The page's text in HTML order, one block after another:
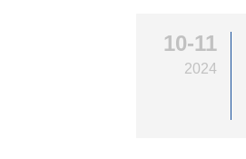
10-11
2024